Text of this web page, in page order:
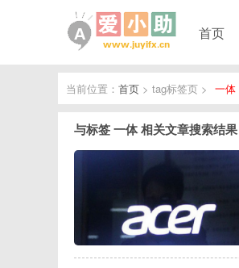
首页
当前位置： 首页 > tag标签页 > 一体
与标签一体相关文章搜索结果